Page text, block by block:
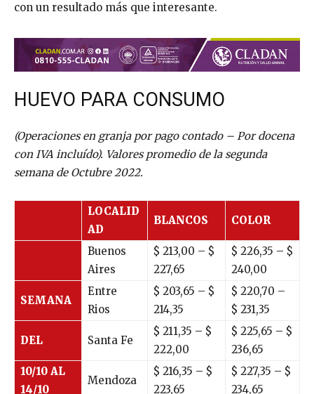
con un resultado más que interesante.
HUEVO PARA CONSUMO
(Operaciones en granja por pago contado – Por docena
con IVA incluído). Valores promedio de la segunda
semana de Octubre 2022.
LOCALID
AD
BLANCOS COLOR
Buenos
Aires
$ 213,00 – $
227,65
$ 226,35 – $
240,00
SEMANA
Entre
Rios
$ 203,65 – $
214,35
$ 220,70 –
$ 231,35
DEL Santa Fe
$ 211,35 – $
222,00
$ 225,65 – $
236,65
10/10 AL
14/10
Mendoza
$ 216,35 – $
223,65
$ 227,35 – $
234,65